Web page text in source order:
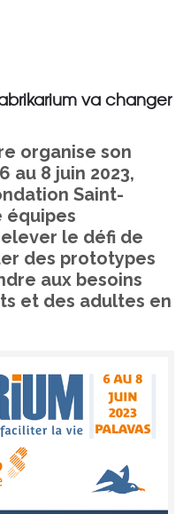
va changer
organise son
au 8 juin 2023,
Saint-
équipes
le défi de
des prototypes
aux besoins
et des adultes en